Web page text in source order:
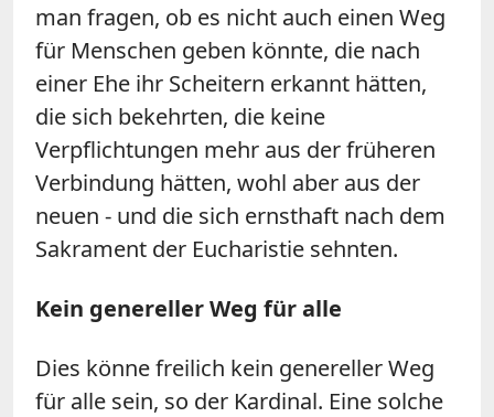
man fragen, ob es nicht auch einen Weg
für Menschen geben könnte, die nach
einer Ehe ihr Scheitern erkannt hätten,
die sich bekehrten, die keine
Verpflichtungen mehr aus der früheren
Verbindung hätten, wohl aber aus der
neuen - und die sich ernsthaft nach dem
Sakrament der Eucharistie sehnten.
Kein genereller Weg für alle
Dies könne freilich kein genereller Weg
für alle sein, so der Kardinal. Eine solche